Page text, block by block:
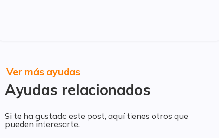
Ayudas relacionados
Ver más ayudas
Si te ha gustado este post, aquí tienes otros que
pueden interesarte.